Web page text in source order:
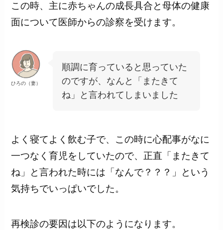
この時、主に赤ちゃんの成長具合と母体の健康
面について医師からの診察を受けます。
ひろの（妻）
順調に育っていると思っていた
のですが、なんと「またきて
ね」と言われてしまいました
よく寝てよく飲む子で、この時に心配事がなに
一つなく育児をしていたので、正直「またきて
ね」と言われた時には「なんで？？？」という
気持ちでいっぱいでした。
再検診の要因は以下のようになります。